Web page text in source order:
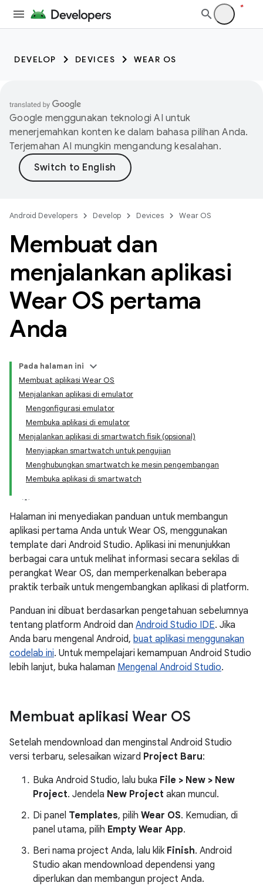
DEVELOP DEVICES WEAR OS
Google menggunakan teknologi AI untuk
menerjemahkan konten ke dalam bahasa pilihan Anda.
Terjemahan AI mungkin mengandung kesalahan.
Android Developers Develop Devices Wear OS
Membuat dan
menjalankan aplikasi
Wear OS pertama
Anda
Pada halaman ini
Membuat aplikasi Wear OS
Menjalankan aplikasi di emulator
Mengonfigurasi emulator
Membuka aplikasi di emulator
Menjalankan aplikasi di smartwatch fisik (opsional)
Menyiapkan smartwatch untuk pengujian
Menghubungkan smartwatch ke mesin pengembangan
Membuka aplikasi di smartwatch
Halaman ini menyediakan panduan untuk membangun
aplikasi pertama Anda untuk Wear OS, menggunakan
template dari Android Studio. Aplikasi ini menunjukkan
berbagai cara untuk melihat informasi secara sekilas di
perangkat Wear OS, dan memperkenalkan beberapa
praktik terbaik untuk mengembangkan aplikasi di platform.
Panduan ini dibuat berdasarkan pengetahuan sebelumnya
tentang platform Android dan Android Studio IDE. Jika
Anda baru mengenal Android, buat aplikasi menggunakan
codelab ini. Untuk mempelajari kemampuan Android Studio
lebih lanjut, buka halaman Mengenal Android Studio.
Membuat aplikasi Wear OS
Setelah mendownload dan menginstal Android Studio
versi terbaru, selesaikan wizard Project Baru:
Buka Android Studio, lalu buka File > New > New
Project. Jendela New Project akan muncul.
Di panel Templates, pilih Wear OS. Kemudian, di
panel utama, pilih Empty Wear App.
Beri nama project Anda, lalu klik Finish. Android
Studio akan mendownload dependensi yang
diperlukan dan membangun project Anda.